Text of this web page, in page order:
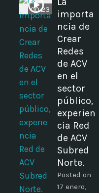
00:23
importa
ncia de
Crear
Redes
de ACV
en el
sector
público,
experien
cia Red
de ACV
Subred
Norte.
Posted on
17 enero,